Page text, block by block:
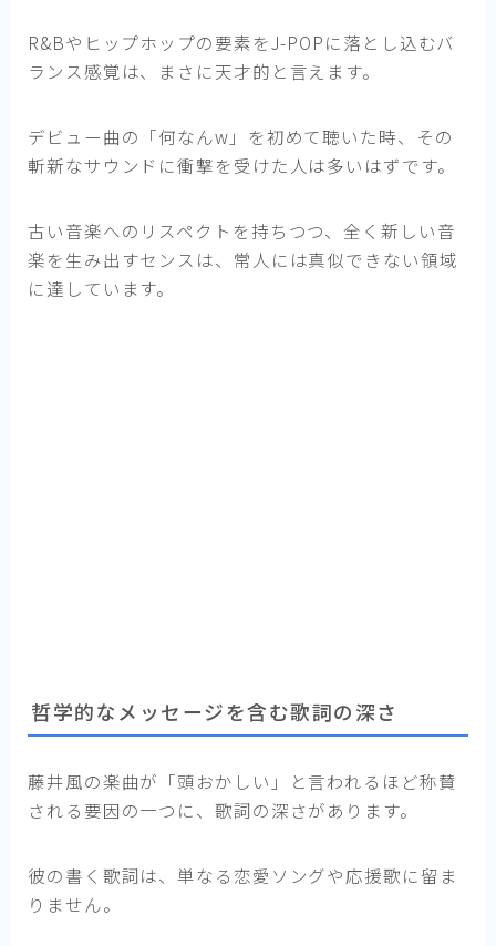
R&Bやヒップホップの要素をJ-POPに落とし込むバ
ランス感覚は、まさに天才的と言えます。
デビュー曲の「何なんw」を初めて聴いた時、その
斬新なサウンドに衝撃を受けた人は多いはずです。
古い音楽へのリスペクトを持ちつつ、全く新しい音
楽を生み出すセンスは、常人には真似できない領域
に達しています。
哲学的なメッセージを含む歌詞の深さ
藤井風の楽曲が「頭おかしい」と言われるほど称賛
される要因の一つに、歌詞の深さがあります。
彼の書く歌詞は、単なる恋愛ソングや応援歌に留ま
りません。